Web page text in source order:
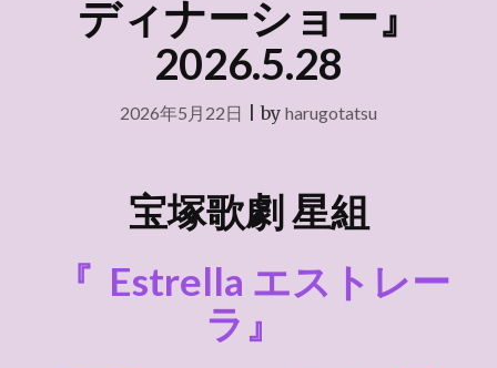
ディナーショー』
2026.5.28
2026年5月22日 |by harugotatsu
宝塚歌劇 星組
『 Estrella エストレー
ラ』